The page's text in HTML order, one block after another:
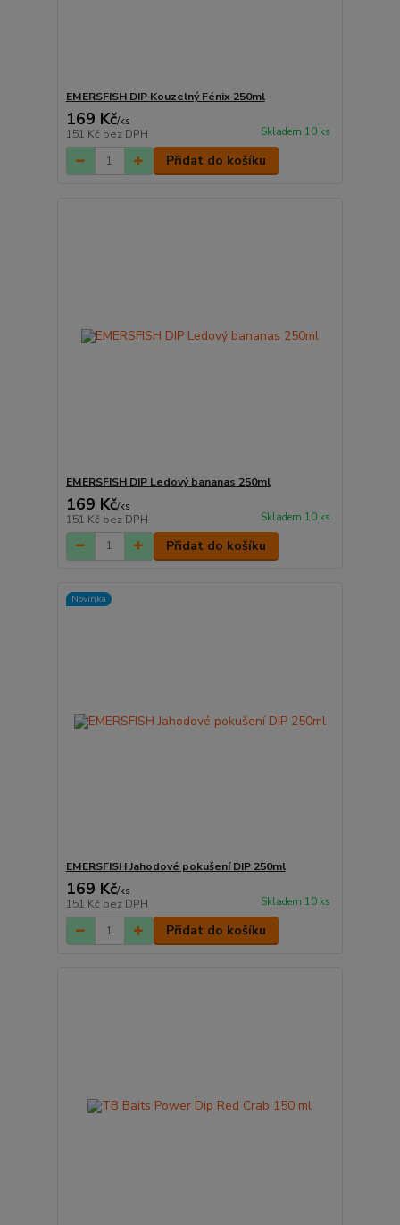
EMERSFISH DIP Kouzelný Fénix 250ml
169 Kč/ks
151 Kč bez DPH Skladem 10 ks
Přidat do košíku
EMERSFISH DIP Ledový bananas 250ml
169 Kč/ks
151 Kč bez DPH Skladem 10 ks
Přidat do košíku
Novinka
EMERSFISH Jahodové pokušení DIP 250ml
169 Kč/ks
151 Kč bez DPH Skladem 10 ks
Přidat do košíku